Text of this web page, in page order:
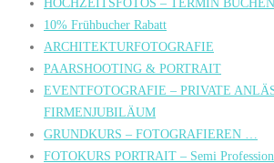
10% Frühbucher Rabatt
ARCHITEKTURFOTOGRAFIE
PAARSHOOTING & PORTRAIT
EVENTFOTOGRAFIE – PRIVATE
FIRMENJUBILÄUM
GRUNDKURS – FOTOGRAFIEREN …
FOTOKURS PORTRAIT – Semi